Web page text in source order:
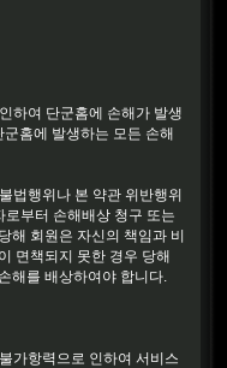
하여 단군홈에 손해가 발생
홈에 발생하는 모든 손해
법행위나 본 약관 위반행위
부터 손해배상 청구 또는
해 회원은 자신의 책임과 비
면책되지 못한 경우 당해
해를 배상하여야 합니다.
가항력으로 인하여 서비스